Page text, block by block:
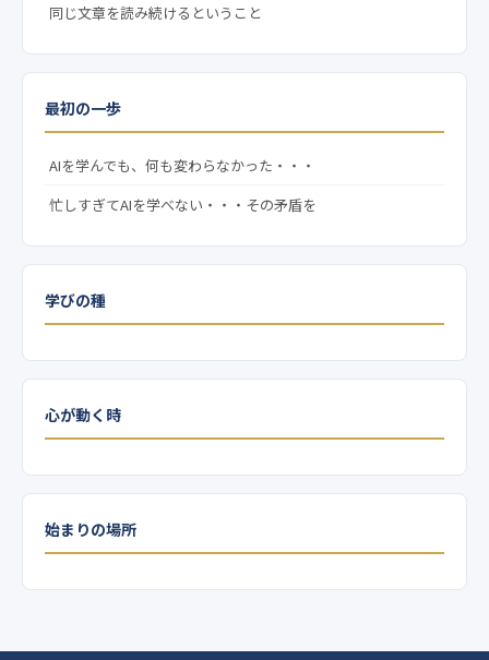
同じ文章を読み続けるということ
最初の一歩
AIを学んでも、何も変わらなかった・・・
忙しすぎてAIを学べない・・・その矛盾を
学びの種
心が動く時
始まりの場所